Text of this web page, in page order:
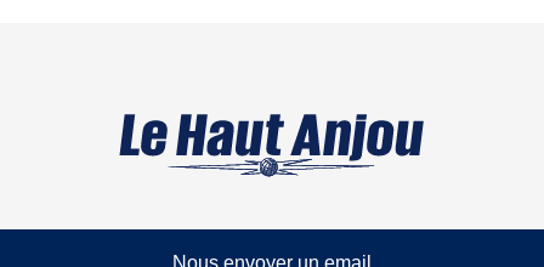
Nous envoyer un email